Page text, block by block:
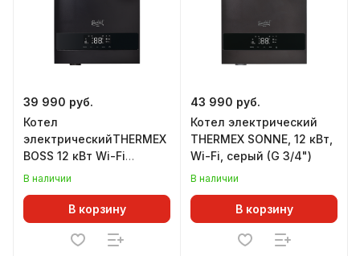
39 990 руб.
Котел
электрическийTHERMEX
BOSS 12 кВт Wi-Fi
Черный
В наличии
В корзину
43 990 руб.
Котел электрический
THERMEX SONNE, 12 кВт,
Wi-Fi, серый (G 3/4")
В наличии
В корзину